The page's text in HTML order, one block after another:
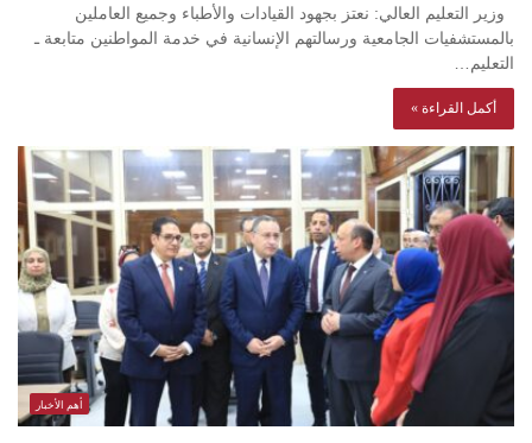
وزير التعليم العالي: نعتز بجهود القيادات والأطباء وجميع العاملين
بالمستشفيات الجامعية ورسالتهم الإنسانية في خدمة المواطنين متابعة ـ
التعليم…
أكمل القراءة »
أهم الأخبار